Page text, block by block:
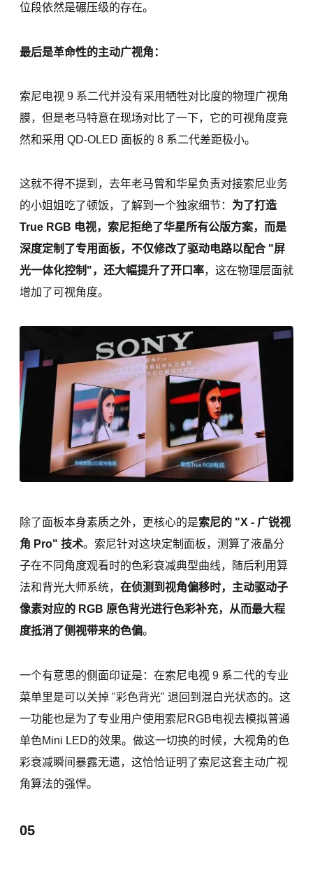
位段依然是碾压级的存在。
最后是革命性的主动广视角：
索尼电视 9 系二代并没有采用牺牲对比度的物理广视角
膜，但是老马特意在现场对比了一下，它的可视角度竟
然和采用 QD-OLED 面板的 8 系二代差距极小。
这就不得不提到，去年老马曾和华星负责对接索尼业务
的小姐姐吃了顿饭，了解到一个独家细节： 为了打造
True RGB 电视，索尼拒绝了华星所有公版方案，而是
深度定制了专用面板，不仅修改了驱动电路以配合 "屏
光一体化控制"，还大幅提升了开口率，这在物理层面就
增加了可视角度。
除了面板本身素质之外，更核心的是索尼的 "X - 广锐视
角 Pro" 技术。索尼针对这块定制面板，测算了液晶分
子在不同角度观看时的色彩衰减典型曲线，随后利用算
法和背光大师系统， 在侦测到视角偏移时，主动驱动子
像素对应的 RGB 原色背光进行色彩补充，从而最大程
度抵消了侧视带来的色偏。
一个有意思的侧面印证是：在索尼电视 9 系二代的专业
菜单里是可以关掉 "彩色背光" 退回到混白光状态的。这
一功能也是为了专业用户使用索尼RGB电视去模拟普通
单色Mini LED的效果。做这一切换的时候，大视角的色
彩衰减瞬间暴露无遗，这恰恰证明了索尼这套主动广视
角算法的强悍。
05